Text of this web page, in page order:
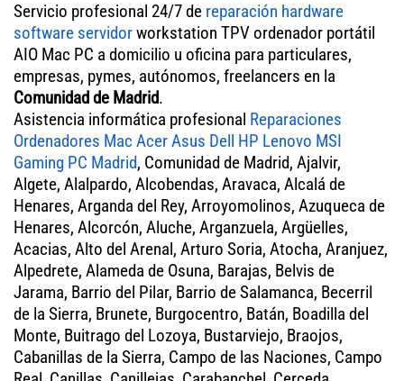
Servicio profesional 24/7 de reparación hardware
software servidorworkstation TPV ordenador portátil
AIO Mac PC a domicilio u oficina para particulares,
empresas, pymes, autónomos, freelancers en la
Comunidad de Madrid.
Asistencia informática profesional Reparaciones
Ordenadores Mac Acer Asus Dell HP Lenovo MSI
Gaming PC Madrid, Comunidad de Madrid, Ajalvir,
Algete, Alalpardo, Alcobendas, Aravaca, Alcalá de
Henares, Arganda del Rey, Arroyomolinos, Azuqueca de
Henares, Alcorcón, Aluche, Arganzuela, Argüelles,
Acacias, Alto del Arenal, Arturo Soria, Atocha, Aranjuez,
Alpedrete, Alameda de Osuna, Barajas, Belvis de
Jarama, Barrio del Pilar, Barrio de Salamanca, Becerril
de la Sierra, Brunete, Burgocentro, Batán, Boadilla del
Monte, Buitrago del Lozoya, Bustarviejo, Braojos,
Cabanillas de la Sierra, Campo de las Naciones, Campo